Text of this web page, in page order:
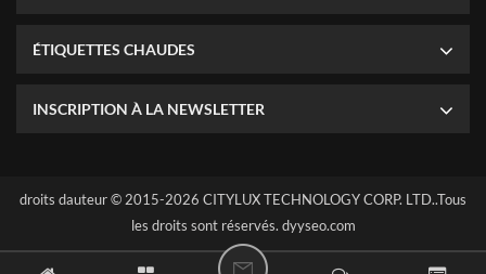
ÉTIQUETTES CHAUDES
INSCRIPTION À LA NEWSLETTER
droits dauteur © 2015-2026 CITYLUX TECHNOLOGY CORP. LTD..Tous
les droits sont réservés. dyyseo.com